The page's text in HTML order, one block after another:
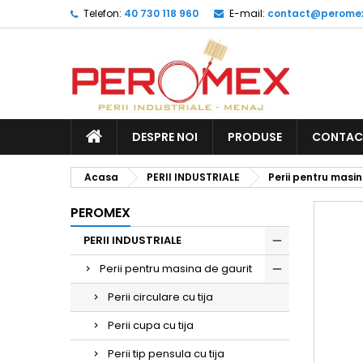
Telefon: 40 730 118 960 E-mail:
DESPRE NOI PRODUSE
Acasa PERII INDUSTRIALE Perii pentru
PEROMEX
PERII INDUSTRIALE
Perii pentru masina de gaurit
Perii circulare cu tija
Perii cupa cu tija
Perii tip pensula cu tija